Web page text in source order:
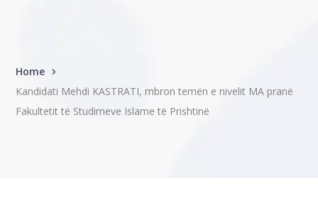
Home
Kandidati Mehdi KASTRATI, mbron temën e nivelit MA pranë
Fakultetit të Studimeve Islame të Prishtinë